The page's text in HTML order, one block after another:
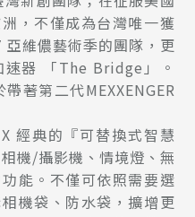
，不僅成為台灣唯一獲
維儂藝術季的團隊，更
器 「The Bridge」。
著第二代MEXXENGER
經典的『可替換式智慧
機/攝影機、情境燈、無
能。不僅可依照需要選
機袋、防水袋，擴增更